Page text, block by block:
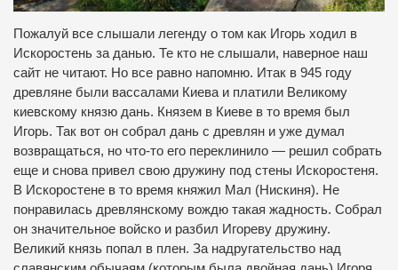
Пожалуй все слышали легенду о том как Игорь ходил в
Искоростень за данью. Те кто не слышали, наверное наш
сайт не читают. Но все равно напомню. Итак в 945 году
древляне были вассалами Киева и платили Великому
киевскому князю дань. Князем в Киеве в то время был
Игорь. Так вот он собрал дань с древлян и уже думал
возвращаться, но что-то его переклинило — решил собрать
еще и снова привел свою дружину под стены Искоростеня.
В Искоростене в то время княжил Мал (Нискиня). Не
понравилась древлянскому вождю такая жадность. Собрал
он значительное войско и разбил Игореву дружину.
Великий князь попал в плен. За надругательство над